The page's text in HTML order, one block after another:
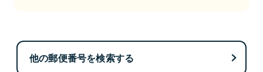
他の郵便番号を検索する